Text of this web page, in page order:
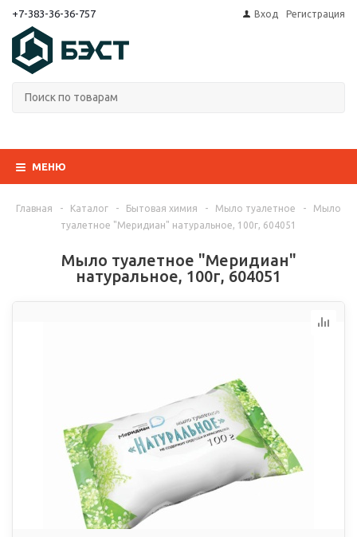
+7-383-36-36-757 Вход Регистрация
МЕНЮ
Главная - Каталог - Бытовая химия - Мыло туалетное -
Мыло
туалетное "Меридиан" натуральное, 100г, 604051
Мыло туалетное "Меридиан"
натуральное, 100г, 604051